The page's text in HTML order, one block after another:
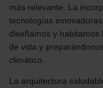
más relevante. La
tecnologías
diseñamos y
de vida y
climático.
La arquitectura